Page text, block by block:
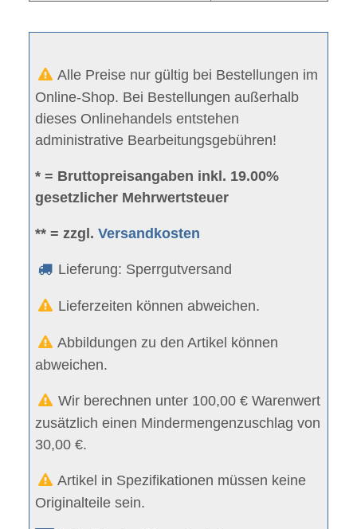
Alle Preise nur gültig bei Bestellungen im
Online-Shop. Bei Bestellungen außerhalb
dieses Onlinehandels entstehen
administrative Bearbeitungsgebühren!
* = Bruttopreisangaben inkl. 19.00%
gesetzlicher Mehrwertsteuer
** = zzgl.Versandkosten
Lieferung: Sperrgutversand
Lieferzeiten können abweichen.
Abbildungen zu den Artikel können
abweichen.
Wir berechnen unter 100,00 € Warenwert
zusätzlich einen Mindermengenzuschlag von
30,00 €.
Artikel in Spezifikationen müssen keine
Originalteile sein.